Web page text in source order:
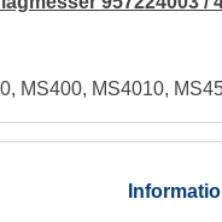
MS400, MS4010,